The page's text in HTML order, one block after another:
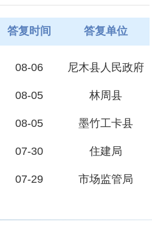
答复时间 答复单位
08-06 尼木县人民政府
08-05 林周县
08-05 墨竹工卡县
07-30 住建局
07-29 市场监管局